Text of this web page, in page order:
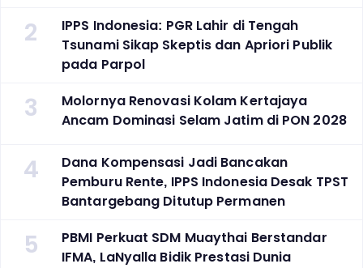
2
IPPS Indonesia: PGR Lahir di Tengah
Tsunami Sikap Skeptis dan Apriori Publik
pada Parpol
3
Molornya Renovasi Kolam Kertajaya
Ancam Dominasi Selam Jatim di PON 2028
4
Dana Kompensasi Jadi Bancakan
Pemburu Rente, IPPS Indonesia Desak TPST
Bantargebang Ditutup Permanen
5
PBMI Perkuat SDM Muaythai Berstandar
IFMA, LaNyalla Bidik Prestasi Dunia